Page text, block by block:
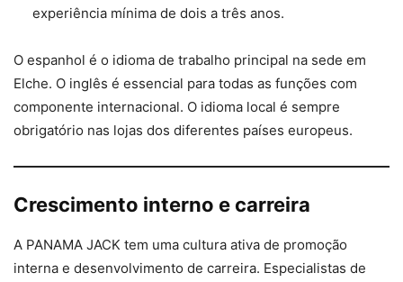
experiência mínima de dois a três anos.
O espanhol é o idioma de trabalho principal na sede em
Elche. O inglês é essencial para todas as funções com
componente internacional. O idioma local é sempre
obrigatório nas lojas dos diferentes países europeus.
Crescimento interno e carreira
A PANAMA JACK tem uma cultura ativa de promoção
interna e desenvolvimento de carreira. Especialistas de